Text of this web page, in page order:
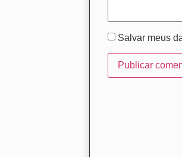
Salvar meus